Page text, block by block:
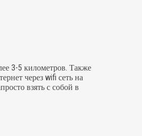
3-5 километров. Также
через wifi сеть на
взять с собой в